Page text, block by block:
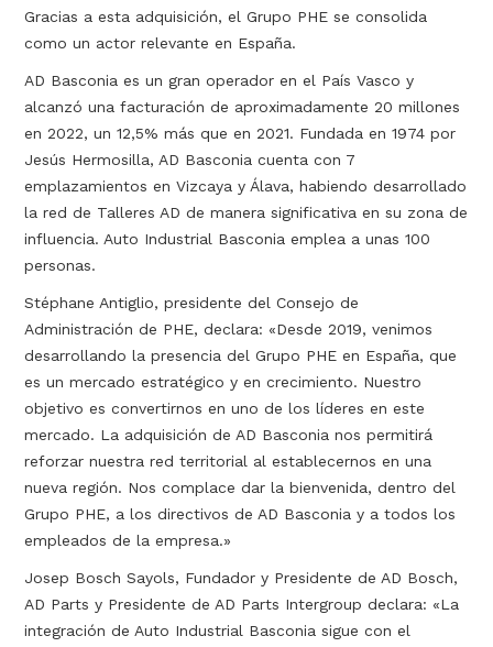
Gracias a esta adquisición, el Grupo PHE se consolida
como un actor relevante en España.
AD Basconia es un gran operador en el País Vasco y
alcanzó una facturación de aproximadamente 20 millones
en 2022, un 12,5% más que en 2021. Fundada en 1974 por
Jesús Hermosilla, AD Basconia cuenta con 7
emplazamientos en Vizcaya y Álava, habiendo desarrollado
la red de Talleres AD de manera significativa en su zona de
influencia. Auto Industrial Basconia emplea a unas 100
personas.
Stéphane Antiglio, presidente del Consejo de
Administración de PHE, declara: «Desde 2019, venimos
desarrollando la presencia del Grupo PHE en España, que
es un mercado estratégico y en crecimiento. Nuestro
objetivo es convertirnos en uno de los líderes en este
mercado. La adquisición de AD Basconia nos permitirá
reforzar nuestra red territorial al establecernos en una
nueva región. Nos complace dar la bienvenida, dentro del
Grupo PHE, a los directivos de AD Basconia y a todos los
empleados de la empresa.»
Josep Bosch Sayols, Fundador y Presidente de AD Bosch,
AD Parts y Presidente de AD Parts Intergroup declara: «La
integración de Auto Industrial Basconia sigue con el